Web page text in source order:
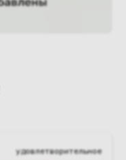
удовлетворительное